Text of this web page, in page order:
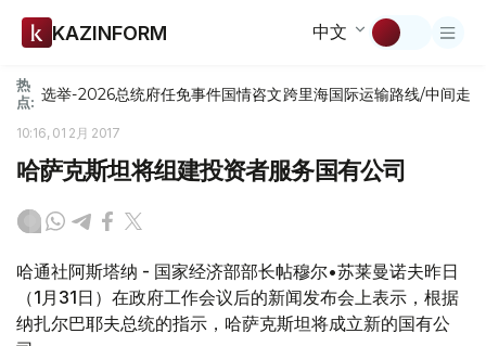
KAZINFORM 中文
热
点: 选举-2026总统府任免事件国情咨文跨里海国际运输路线/中间走廊
10:16, 01 2月 2017
哈萨克斯坦将组建投资者服务国有公司
哈通社阿斯塔纳 - 国家经济部部长帖穆尔•苏莱曼诺夫昨日
（1月31日）在政府工作会议后的新闻发布会上表示，根据
纳扎尔巴耶夫总统的指示，哈萨克斯坦将成立新的国有公